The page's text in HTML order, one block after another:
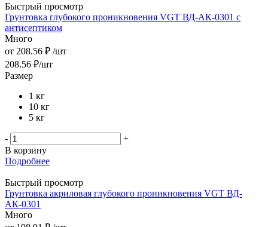
Быстрый просмотр
Грунтовка глубокого проникновения VGT ВД-АК-0301 с
антисептиком
Много
от 208.56 ₽ /шт
208.56 ₽/шт
Размер
1 кг
10 кг
5 кг
-
+
В корзину
Подробнее
Быстрый просмотр
Грунтовка акриловая глубокого проникновения VGT ВД-
АК-0301
Много